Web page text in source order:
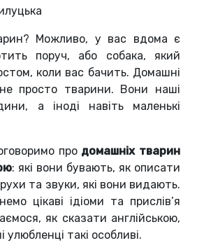
Можливо, у вас вдома є
поруч, або собака, який
коли вас бачить. Домашні
просто тварини. Вони наші
а іноді навіть маленькі
про домашніх тварин
: які вони бувають, як описати
та звуки, які вони видають.
цікаві ідіоми та прислів’я
як сказати англійською,
такі особливі.